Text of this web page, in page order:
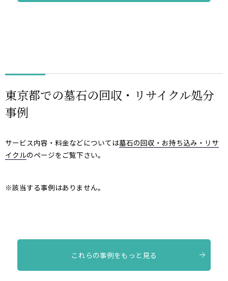
東京都での墓石の回収・リサイクル処分
事例
サービス内容・料金などについては墓石の回収・お持ち込み・リサ
イクルのページをご覧下さい。
※該当する事例はありません。
これらの事例をもっと見る